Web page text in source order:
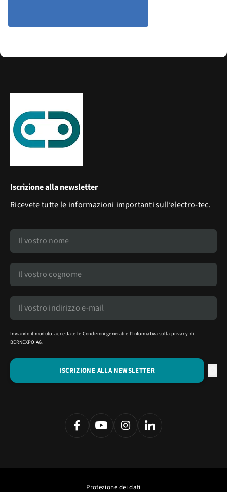
Iscrizione alla newsletter
Ricevete tutte le informazioni importanti sull’electro-tec.
Inviando il modulo, accettate le Condizioni generali e l'Informativa sulla privacy di
BERNEXPO AG.
Protezione dei dati